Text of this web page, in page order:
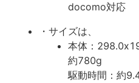
docomo対応
・サイズは、
本体：
約780g
駆動時間：約